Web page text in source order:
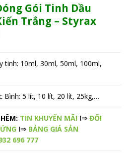
Gói Tinh Dầu
Trắng – Styrax
tinh: 10ml, 30ml, 50ml, 100ml,
Bình: 5 lít, 10 lít, 20 lít, 25kg,…
TIN KHUYẾN MÃI I⇒ ĐỐI
I⇒ BẢNG GIÁ SẢN
696 777